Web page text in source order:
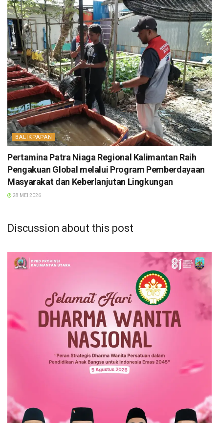
BALIKPAPAN
Pertamina Patra Niaga Regional Kalimantan Raih
Pengakuan Global melalui Program Pemberdayaan
Masyarakat dan Keberlanjutan Lingkungan
28 MEI 2026
Discussion about this post